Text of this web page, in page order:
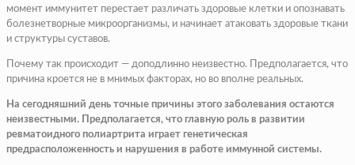
момент иммунитет перестает различать здоровые клетки и опознавать
болезнетворные микроорганизмы, и начинает атаковать здоровые ткани
и структуры суставов.
Почему так происходит — доподлинно неизвестно. Предполагается, что
причина кроется не в мнимых факторах, но во вполне реальных.
На сегодняшний день точные причины этого заболевания остаются
неизвестными. Предполагается, что главную роль в развитии
ревматоидного полиартрита играет генетическая
предрасположенность и нарушения в работе иммунной системы.